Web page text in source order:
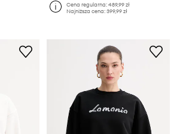
Cena regularna:489,99 zł
Najniższa cena:399,99 zł